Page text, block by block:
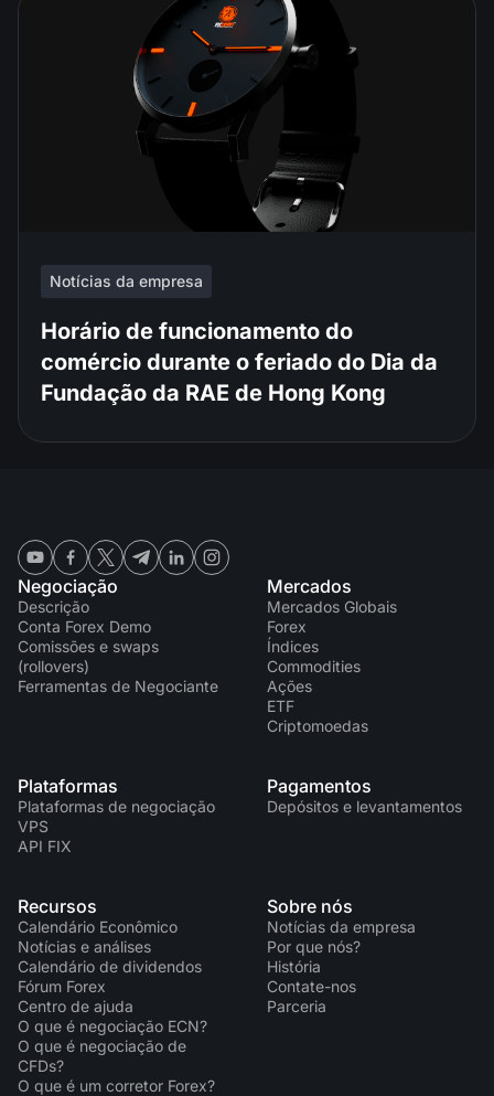
Notícias da empresa
Horário de funcionamento do
comércio durante o feriado do Dia da
Fundação da RAE de Hong Kong
Negociação
Descrição
Conta Forex Demo
Comissões e swaps
(rollovers)
Ferramentas de Negociante
Mercados
Mercados Globais
Forex
Índices
Commodities
Ações
ETF
Criptomoedas
Plataformas
Plataformas de negociação
VPS
API FIX
Pagamentos
Depósitos e levantamentos
Recursos
Calendário Econômico
Notícias e análises
Calendário de dividendos
Fórum Forex
Centro de ajuda
O que é negociação ECN?
O que é negociação de
CFDs?
O que é um corretor Forex?
Sobre nós
Notícias da empresa
Por que nós?
História
Contate-nos
Parceria